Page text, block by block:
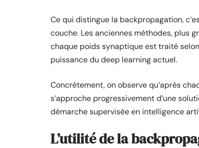
Ce qui distingue la backpropagation,
couche. Les anciennes méthodes, plus
chaque poids synaptique est traité
puissance du deep learning actuel.
Concrètement, on observe qu’après
s’approche progressivement d’une
démarche supervisée en intelligence
L’utilité de la